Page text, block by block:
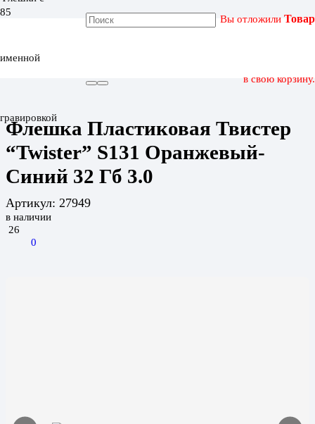
именной
гравировкой
Вы отложили Товар
в свою корзину.
ФЛЕШКА ПЛАСТИКОВАЯ ТВИСТЕР “TWISTER” S131
Флешка Пластиковая Твистер
“Twister” S131 Оранжевый-
Синий 32 Гб 3.0
Артикул: 27949
в наличии
26
0